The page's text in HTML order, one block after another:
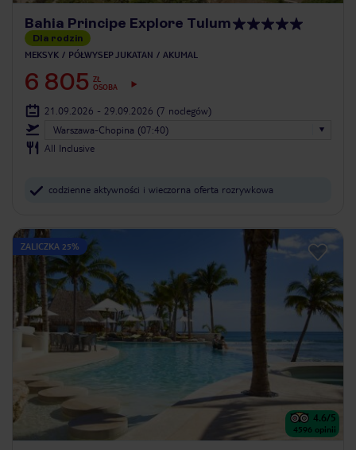
Bahia Principe Explore Tulum
Dla rodzin
MEKSYK PÓŁWYSEP JUKATAN AKUMAL
6 805 ZŁ
OSOBA
21.09.2026 - 29.09.2026 (7 noclegów)
Warszawa-Chopina (07:40)
All Inclusive
codzienne aktywności i wieczorna oferta rozrywkowa
ZALICZKA 25%
4.6/5
4596 opinii